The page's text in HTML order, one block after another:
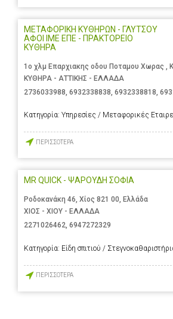
ΜΕΤΑΦΟΡΙΚΗ ΚΥΘΗΡΩΝ - ΓΛΥΤΣΟΥ
ΑΦΟΙ ΙΜΕ ΕΠΕ - ΠΡΑΚΤΟΡΕΙΟ
ΚΥΘΗΡΑ
1ο χλμ Επαρχιακης οδου Ποταμου Χωρας ,
ΚΥΘΗΡΑ - ΑΤΤΙΚΗΣ - ΕΛΛΑΔΑ
2736033988, 6932338838, 6932338818,
Κατηγορία: Υπηρεσίες / Μεταφορικές
ΠΕΡΙΣΣΟΤΕΡΑ
MR QUICK - ΨΑΡΟΥΔΗ ΣΟΦΙΑ
Ροδοκανάκη 46, Χίος 821 00, Ελλάδα
ΧΙΟΣ - ΧΙΟΥ - ΕΛΛΑΔΑ
2271026462, 6947272329
Κατηγορία: Είδη σπιτιού /
ΠΕΡΙΣΣΟΤΕΡΑ